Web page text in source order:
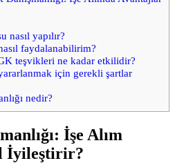
nasıl yapılır?
faydalanabilirim?
teşvikleri ne kadar etkilidir?
için gerekli şartlar
nedir?
İşe Alım
İyileştirir?